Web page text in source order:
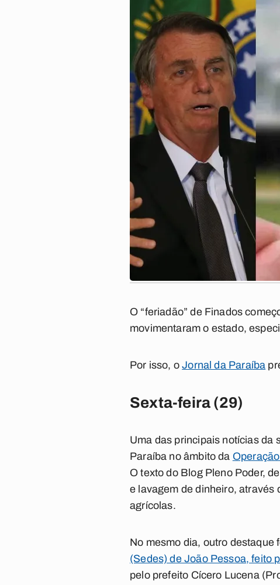
O “feriadão” de Finados
movimentaram o estado,
Por isso, oJornal da Paraíba
Sexta-feira (29)
Uma das principais notícias da
Paraíba no âmbito da
O texto do Blog Pleno Poder,
e lavagem de dinheiro, através
agrícolas.
No mesmo dia, outro destaque
(Sedes) de João Pessoa, feito
pelo prefeito Cícero Lucena